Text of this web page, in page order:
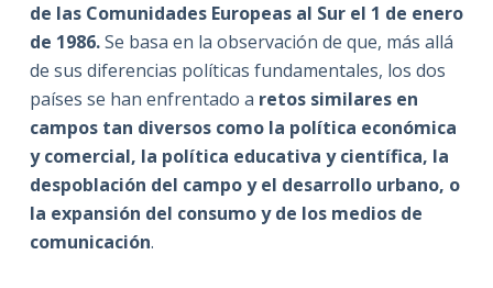
de las Comunidades Europeas al Sur el 1 de enero
de 1986.Se basa en la observación de que, más allá
de sus diferencias políticas fundamentales, los dos
países se han enfrentado a retos similares en
campos tan diversos como la política económica
y comercial, la política educativa y científica, la
despoblación del campo y el desarrollo urbano, o
la expansión del consumo y de los medios de
comunicación.